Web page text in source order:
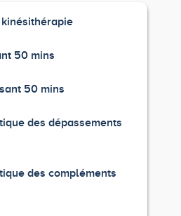
50 mins
50 mins
des dépassements
des compléments